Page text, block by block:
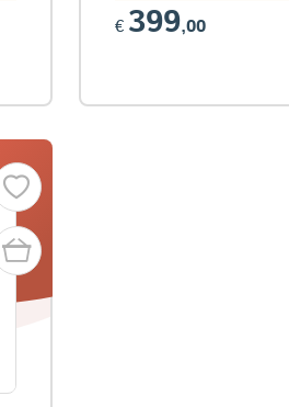
€ 399,00